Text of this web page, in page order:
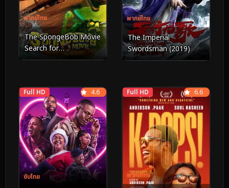
พากย์ไทย
The SpongeBob Movie
Search for
SquarePants เดอะ สพันจ์
พากย์ไทย
The Imperial
Swordsman (2019)
Full HD
ซับไทย
4.6 Full HD
พากย์ไทย
6.6